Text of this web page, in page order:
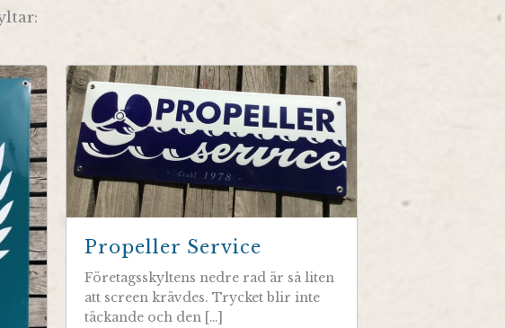
Propeller Service
Företagsskyltens nedre rad är så liten
att screen krävdes. Trycket blir inte
täckande och den […]